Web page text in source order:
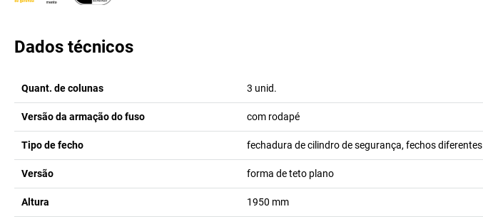
Dados técnicos
Quant. de colunas 3 unid.
Versão da armação do fuso com rodapé
Tipo de fecho fechadura de cilindro de segurança, fechos diferentes
Versão forma de teto plano
Altura 1950 mm